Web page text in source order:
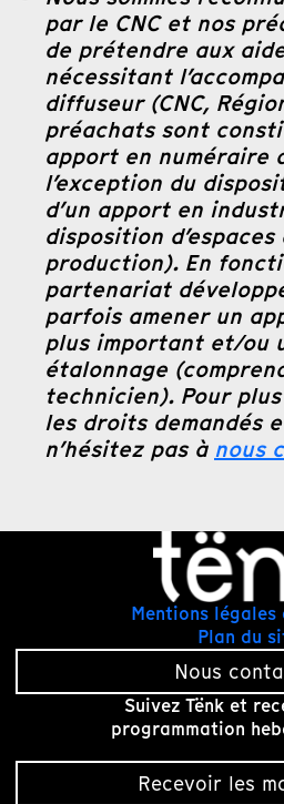
par le CNC et nos
de prétendre aux
nécessitant
diffuseur (CNC,
préachats sont
apport en numéraire
l’exception du
d’un apport en
disposition
production). En
partenariat
parfois amener un
plus important et/ou
étalonnage
technicien). Pour
les droits demandés
n’hésitez pas à nous
Mentions
Plan du
Nous
Suivez Tënk et
programmation
Recevoir les